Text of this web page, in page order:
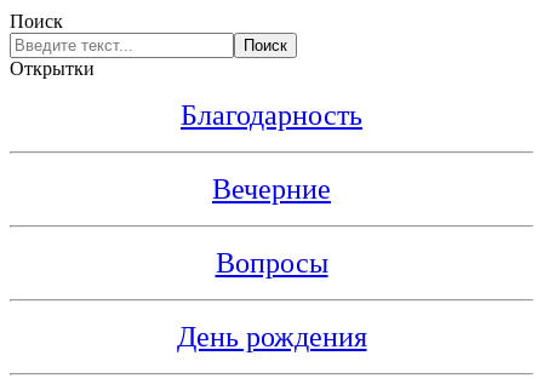
Поиск
Поиск
Открытки
Благодарность
Вечерние
Вопросы
День рождения